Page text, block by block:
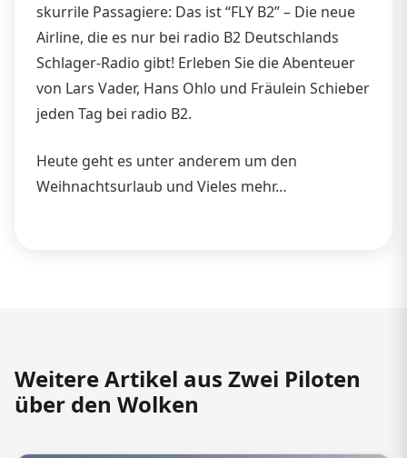
skurrile Passagiere: Das ist “FLY B2” – Die neue
Airline, die es nur bei radio B2 Deutschlands
Schlager-Radio gibt! Erleben Sie die Abenteuer
von Lars Vader, Hans Ohlo und Fräulein Schieber
jeden Tag bei radio B2.
Heute geht es unter anderem um den
Weihnachtsurlaub und Vieles mehr…
Weitere Artikel aus Zwei Piloten
über den Wolken